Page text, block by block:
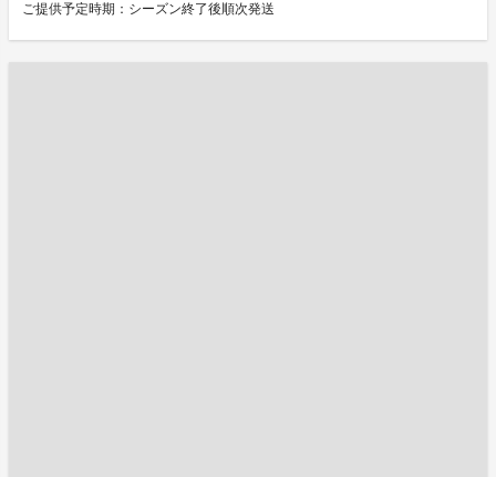
ご提供予定時期：シーズン終了後順次発送